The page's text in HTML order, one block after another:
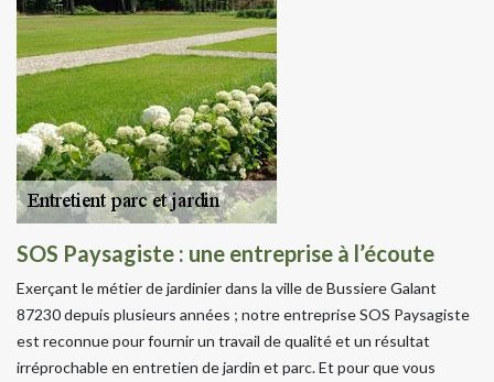
SOS Paysagiste : une entreprise à l’écoute
Exerçant le métier de jardinier dans la ville de Bussiere Galant
87230 depuis plusieurs années ; notre entreprise SOS Paysagiste
est reconnue pour fournir un travail de qualité et un résultat
irréprochable en entretien de jardin et parc. Et pour que vous